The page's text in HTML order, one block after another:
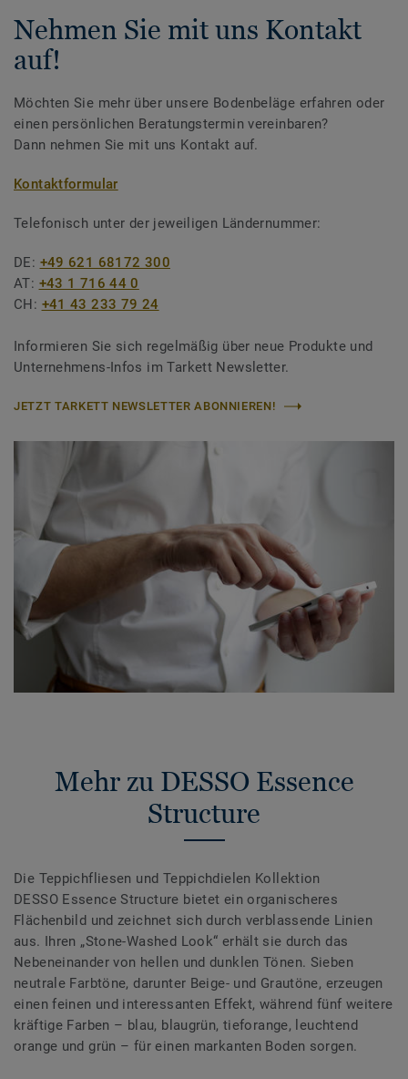
Nehmen Sie mit uns Kontakt
auf!
Möchten Sie mehr über unsere Bodenbeläge erfahren oder
einen persönlichen Beratungstermin vereinbaren?
Dann nehmen Sie mit uns Kontakt auf.
Kontaktformular
Telefonisch unter der jeweiligen Ländernummer:
DE: +49 621 68172 300
AT: +43 1 716 44 0
CH: +41 43 233 79 24
Informieren Sie sich regelmäßig über neue Produkte und
Unternehmens-Infos im Tarkett Newsletter.
JETZT TARKETT NEWSLETTER ABONNIEREN!
Mehr zu DESSO Essence
Structure
Die Teppichfliesen und Teppichdielen Kollektion
DESSO Essence Structure bietet ein organischeres
Flächenbild und zeichnet sich durch verblassende Linien
aus. Ihren „Stone-Washed Look“ erhält sie durch das
Nebeneinander von hellen und dunklen Tönen. Sieben
neutrale Farbtöne, darunter Beige- und Grautöne, erzeugen
einen feinen und interessanten Effekt, während fünf weitere
kräftige Farben – blau, blaugrün, tieforange, leuchtend
orange und grün – für einen markanten Boden sorgen.